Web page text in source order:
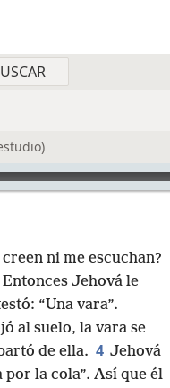
ni me escuchan?
Entonces Jehová le
“Una vara”.
al suelo, la vara se
de ella. 4 Jehová
la cola”. Así que él